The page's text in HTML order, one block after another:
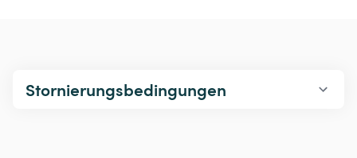
Stornierungsbedingungen